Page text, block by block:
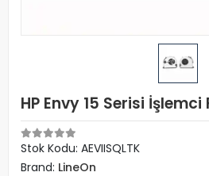
HP Envy 15 Serisi İşlemci
Stok Kodu: AEVIISQLTK
Brand: LineOn